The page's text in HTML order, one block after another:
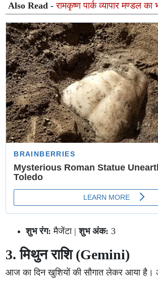
Also Read -रामकृष्ण पार्क व्यापार मण्डल
समारोह सम्पन्न, नई टीम ने संभाली जिम्मेदारी
शुभ रंग: मैजेंटा |शुभ अंक: 3
3. मिथुन राशि (Gemini)
आज का दिन खुशियों की सौगात लेकर आया